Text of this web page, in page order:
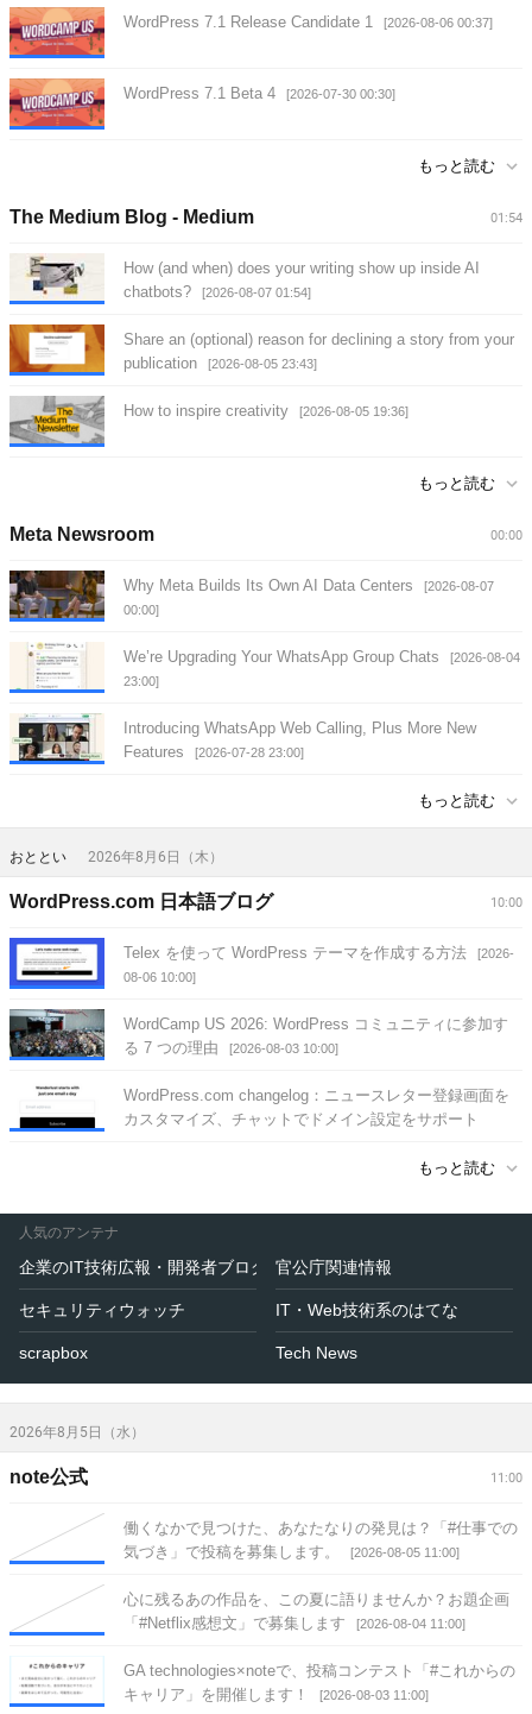
WordPress 7.1 Release Candidate 1 [2026-08-06 00:37]
WordPress 7.1 Beta 4 [2026-07-30 00:30]
もっと読む
01:54
The Medium Blog - Medium
How (and when) does your writing show up inside AI
chatbots?
[2026-08-07 01:54]
Share an (optional) reason for declining a story from your
publication
[2026-08-05 23:43]
How to inspire creativity [2026-08-05 19:36]
もっと読む
00:00
Meta Newsroom
Why Meta Builds Its Own AI Data Centers
[2026-08-07
00:00]
We’re Upgrading Your WhatsApp Group Chats
[2026-08-04
23:00]
Introducing WhatsApp Web Calling, Plus More New
Features
[2026-07-28 23:00]
もっと読む
おととい 2026年8月6日（木）
10:00
WordPress.com 日本語ブログ
Telex を使って WordPress テーマを作成する方法
[2026-
08-06 10:00]
WordCamp US 2026: WordPress コミュニティに参加す
る 7 つの理由
[2026-08-03 10:00]
WordPress.com changelog：ニュースレター登録画面を
カスタマイズ、チャットでドメイン設定をサポート
もっと読む
人気のアンテナ
企業のIT技術広報・開発者ブログ 官公庁関連情報
セキュリティウォッチ IT・Web技術系のはてな
scrapbox Tech News
2026年8月5日（水）
11:00
note公式
働くなかで見つけた、あなたなりの発見は？「#仕事での
気づき」で投稿を募集します。
[2026-08-05 11:00]
心に残るあの作品を、この夏に語りませんか？お題企画
「#Netflix感想文」で募集します
[2026-08-04 11:00]
GA technologies×noteで、投稿コンテスト「#これからの
キャリア」を開催します！
[2026-08-03 11:00]